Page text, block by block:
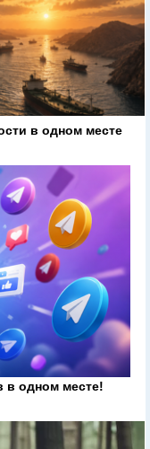
в одном месте
в одном месте!